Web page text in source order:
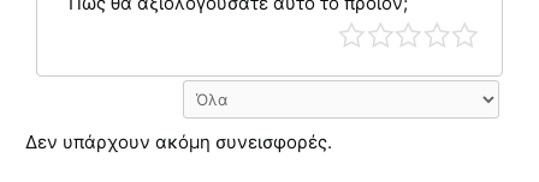
Δεν υπάρχουν ακόμη συνεισφορές.